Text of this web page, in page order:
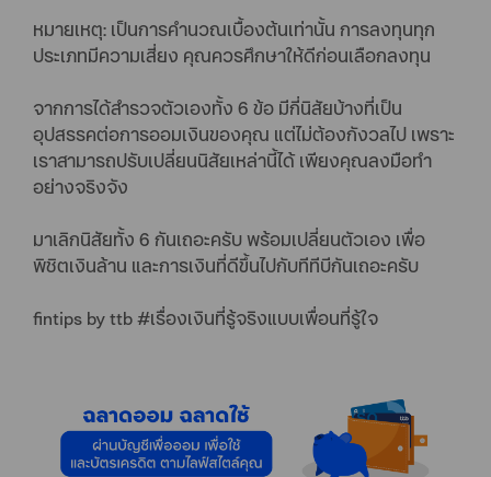
หมายเหตุ: เป็นการคำนวณเบื้องต้นเท่านั้น การลงทุนทุก
ประเภทมีความเสี่ยง คุณควรศึกษาให้ดีก่อนเลือกลงทุน
จากการได้สำรวจตัวเองทั้ง 6 ข้อ มีกี่นิสัยบ้างที่เป็น
อุปสรรคต่อการออมเงินของคุณ แต่ไม่ต้องกังวลไป เพราะ
เราสามารถปรับเปลี่ยนนิสัยเหล่านี้ได้ เพียงคุณลงมือทำ
อย่างจริงจัง
มาเลิกนิสัยทั้ง 6 กันเถอะครับ พร้อมเปลี่ยนตัวเอง เพื่อ
พิชิตเงินล้าน และการเงินที่ดีขึ้นไปกับทีทีบีกันเถอะครับ
fintips by ttb #เรื่องเงินที่รู้จริงแบบเพื่อนที่รู้ใจ